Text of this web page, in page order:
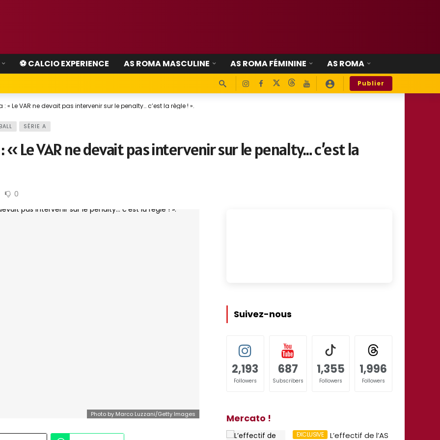
⚽ CALCIO EXPERIENCE AS ROMA MASCULINE AS ROMA FÉMININE AS ROMA
Publier
« Le VAR ne devait pas intervenir sur le penalty… c’est la règle ! ».
SÉRIE A
« Le VAR ne devait pas intervenir sur le penalty… c’est la
0
Photo by Marco Luzzani/Getty Images
Suivez-nous
2,193
Followers
687
Subscribers
1,355
Followers
1,996
Followers
Mercato !
L’effectif de l’AS